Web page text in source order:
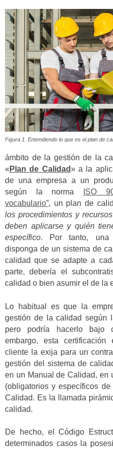
Figura 1. Entendiendo lo que es el plan de
ámbito de la gestión de la
« Plan de Calidad» a la
de una empresa a un
según la norma
ISO
vocabulario”, un plan de
los procedimientos y
deben aplicarse y quién
específico. Por tanto, una
disponga de un sistema de
calidad que se adapte a
parte, debería el
calidad o bien asumir el de la
Lo habitual es que la
gestión de la calidad según
pero podría hacerlo bajo
embargo, esta
cliente la exija para un
gestión del sistema de
en un Manual de Calidad, en
(obligatorios y específicos
Calidad. Es la llamada
calidad.
De hecho, el Código
determinados casos la